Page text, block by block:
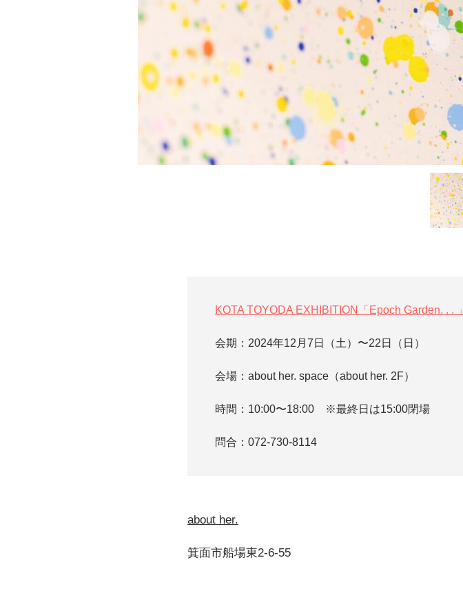
KOTA TOYODA EXHIBITION「Epoch Garden. . . 」
会期：2024年12月7日（土）〜22日（日）
会場：about her. space（about her. 2F）
時間：10:00〜18:00 ※最終日は15:00閉場
問合：072-730-8114
about her.
箕面市船場東2-6-55